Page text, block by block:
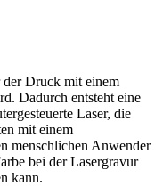
Druck mit einem
Dadurch entsteht eine
Laser, die
mit einem
menschlichen Anwender
bei der Lasergravur
kann.